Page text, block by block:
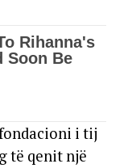
fondacioni i tij
të qenit një